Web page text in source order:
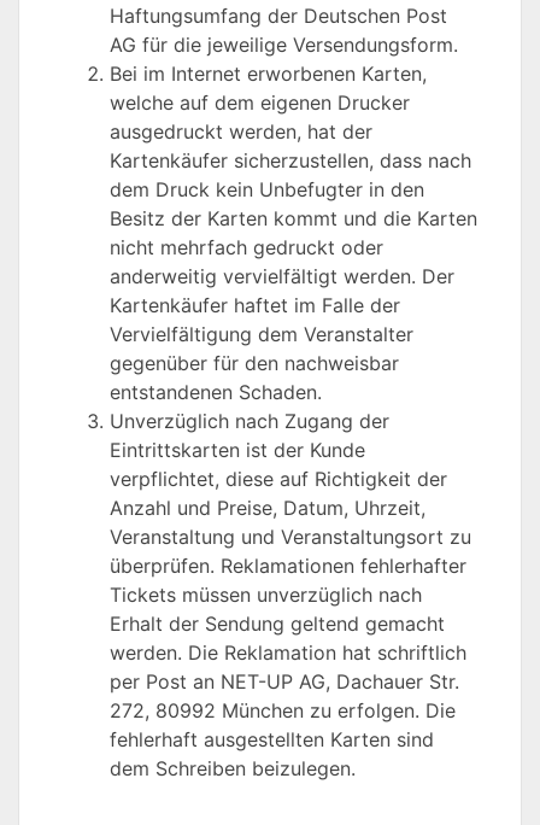
Haftungsumfang der Deutschen Post
AG für die jeweilige Versendungsform.
Bei im Internet erworbenen Karten,
welche auf dem eigenen Drucker
ausgedruckt werden, hat der
Kartenkäufer sicherzustellen, dass nach
dem Druck kein Unbefugter in den
Besitz der Karten kommt und die Karten
nicht mehrfach gedruckt oder
anderweitig vervielfältigt werden. Der
Kartenkäufer haftet im Falle der
Vervielfältigung dem Veranstalter
gegenüber für den nachweisbar
entstandenen Schaden.
Unverzüglich nach Zugang der
Eintrittskarten ist der Kunde
verpflichtet, diese auf Richtigkeit der
Anzahl und Preise, Datum, Uhrzeit,
Veranstaltung und Veranstaltungsort zu
überprüfen. Reklamationen fehlerhafter
Tickets müssen unverzüglich nach
Erhalt der Sendung geltend gemacht
werden. Die Reklamation hat schriftlich
per Post an NET-UP AG, Dachauer Str.
272, 80992 München zu erfolgen. Die
fehlerhaft ausgestellten Karten sind
dem Schreiben beizulegen.